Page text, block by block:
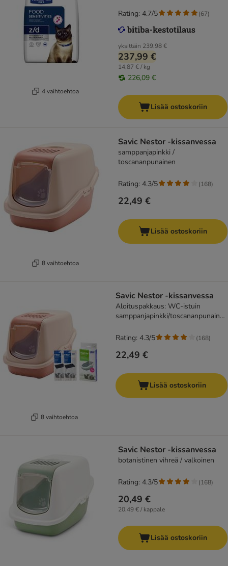
4 vaihtoehtoa
yksittäin 239,98 €
237,99 €
14,87 € / kg
226,09 €
Rating: 4.7/5 (67)
Lisää ostoskoriin
8 vaihtoehtoa
Savic Nestor -kissanvessa
samppanjapinkki /
toscananpunainen
22,49 €
Rating: 4.3/5 (168)
Lisää ostoskoriin
8 vaihtoehtoa
Savic Nestor -kissanvessa
Aloituspakkaus: WC-istuin
samppanjapinkki/toscananpunainen
pussia
22,49 €
Rating: 4.3/5 (168)
Lisää ostoskoriin
Savic Nestor -kissanvessa
botanistinen vihreä / valkoinen
20,49 €
20,49 € / kappale
Rating: 4.3/5 (168)
Lisää ostoskoriin